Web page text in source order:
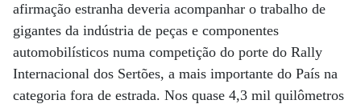
afirmação estranha deveria acompanhar o trabalho de
gigantes da indústria de peças e componentes
automobilísticos numa competição do porte do Rally
Internacional dos Sertões, a mais importante do País na
categoria fora de estrada. Nos quase 4,3 mil quilômetros